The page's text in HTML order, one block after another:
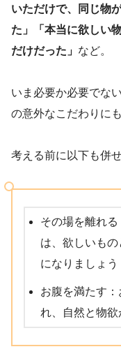
いただけで、同じ物
た」「本当に欲しい
だけだった」 など。
いま必要か必要でな
の意外なこだわりに
考える前に以下も併
その場を離れ
は、欲しいも
になりましょう
お腹を満たす
れ、自然と物欲